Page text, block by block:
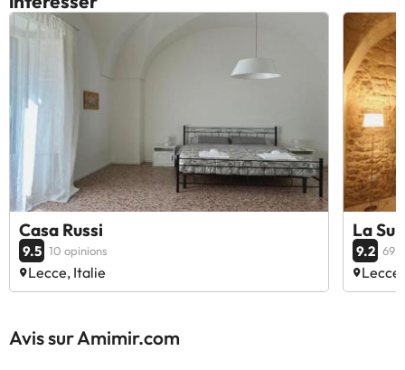
Casa Russi
9.5 10 opinions
Lecce, Italie
La
9.2 69
Avis sur Amimir.com